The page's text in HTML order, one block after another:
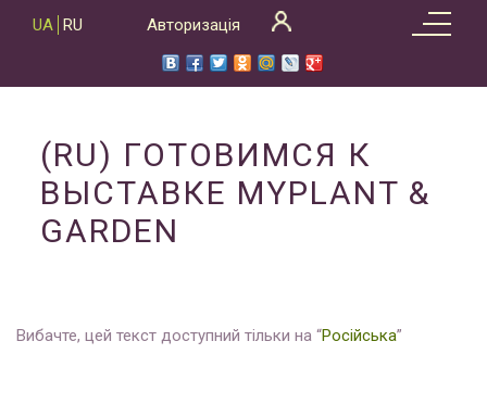
UA RU Авторизація
(RU) ГОТОВИМСЯ К
ВЫСТАВКЕ MYPLANT &
GARDEN
Вибачте, цей текст доступний тільки на “Російська”